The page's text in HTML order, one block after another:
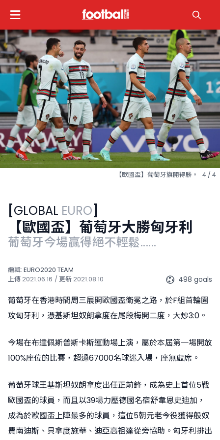
【歐國盃】38歲的比比老而彌堅。 1 / 4
GLOBAL EURO
【歐國盃】葡萄牙大勝匈牙利
葡萄牙今場贏得絕不輕鬆......
編輯: EURO2020 TEAM
上傳2021.06.16 / 更新2021.08.10 498 goals
葡萄牙在香港時間周三展開歐國盃衛冕之路，於F組首輪圍
攻匈牙利，憑基斯坦奴朗拿度在尾段梅開二度，大炒3:0。
今場在布達佩斯普斯卡斯運動場上演，屬於本屆第一場開放
100%座位的比賽，超過67000名球迷入場，座無虛席。
葡萄牙球王基斯坦奴朗拿度出任正前鋒，成為史上首位5戰
歐國盃的球員，而且以39場力壓德國名宿舒韋恩史迪加，
成為於歐國盃上陣最多的球員，這位5朝元老今役獲得般奴
費南迪斯、貝拿度施華、迪亞高祖達從旁協助。匈牙利排出